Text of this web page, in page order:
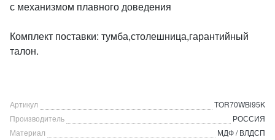
с механизмом плавного доведения
Комплект поставки: тумба,столешница,гарантийный
талон.
Артикул
TOR70WBi95K
Производитель
РОССИЯ
Материал
МДФ / ВЛДСП